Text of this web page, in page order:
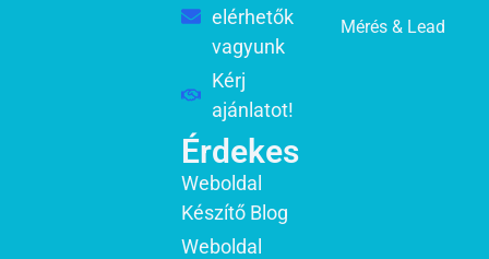
elérhetők
vagyunk
Kérj
ajánlatot!
Érdekes
Weboldal
Készítő Blog
Weboldal
Mérés & Lead